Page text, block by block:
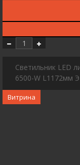
Светильник LED
6500-W L1172мм
Витрина